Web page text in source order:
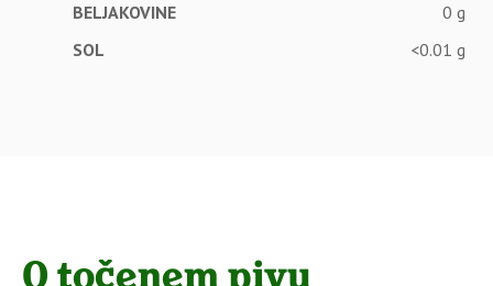
BELJAKOVINE
0 g
SOL
<0.01 g
O točenem pivu